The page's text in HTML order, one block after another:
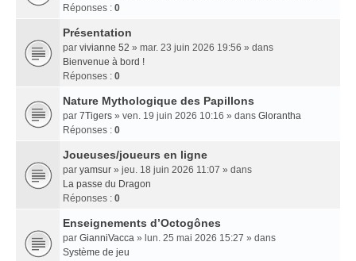
Réponses : 0
Présentation
par vivianne 52 » mar. 23 juin 2026 19:56 » dans
Bienvenue à bord !
Réponses : 0
Nature Mythologique des Papillons
par 7Tigers » ven. 19 juin 2026 10:16 » dans Glorantha
Réponses : 0
Joueuses/joueurs en ligne
par yamsur » jeu. 18 juin 2026 11:07 » dans
La passe du Dragon
Réponses : 0
Enseignements dʼOctogônes
par GianniVacca » lun. 25 mai 2026 15:27 » dans
Système de jeu